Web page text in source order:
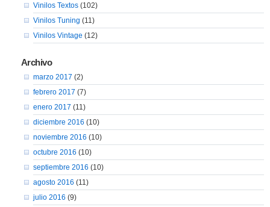
Vinilos Textos(102)
Vinilos Tuning (11)
Vinilos Vintage (12)
Archivo
marzo 2017 (2)
febrero 2017 (7)
enero 2017 (11)
diciembre 2016 (10)
noviembre 2016 (10)
octubre 2016 (10)
septiembre 2016 (10)
agosto 2016 (11)
julio 2016 (9)